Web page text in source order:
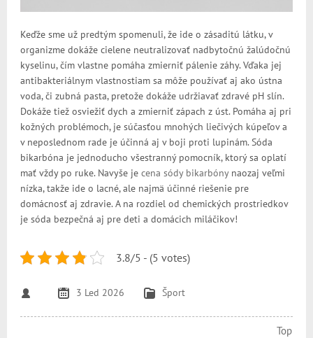
Keďže sme už predtým spomenuli, že ide o zásaditú látku, v
organizme dokáže cielene neutralizovať nadbytočnú žalúdočnú
kyselinu, čím vlastne pomáha zmierniť pálenie záhy. Vďaka jej
antibakteriálnym vlastnostiam sa môže používať aj ako ústna
voda, či zubná pasta, pretože dokáže udržiavať zdravé pH slín.
Dokáže tiež osviežiť dych a zmierniť zápach z úst. Pomáha aj pri
kožných problémoch, je súčasťou mnohých liečivých kúpeľov a
v neposlednom rade je účinná aj v boji proti lupinám. Sóda
bikarbóna je jednoducho všestranný pomocník, ktorý sa oplatí
mať vždy po ruke. Navyše je cena sódy bikarbónynaozaj veľmi
nízka, takže ide o lacné, ale najmä účinné riešenie pre
domácnosť aj zdravie. A na rozdiel od chemických prostriedkov
je sóda bezpečná aj pre deti a domácich miláčikov!
3.8/5 - (5 votes)
3 Led 2026 Šport
Top